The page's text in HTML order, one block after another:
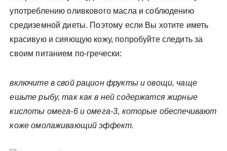
употреблению оливкового масла и соблюдению
средиземной диеты. Поэтому если Вы хотите иметь
красивую и сияющую кожу, попробуйте следить за
своим питанием по-гречески:
включите в свой рацион фрукты и овощи, чаще
ешьте рыбу, так как в ней содержатся жирные
кислоты омега-6 и омега-3, которые обеспечивают
коже омолаживающий эффект.